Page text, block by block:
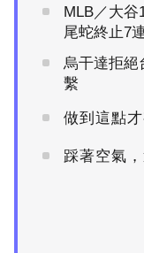
MLB／大
尾蛇終止7
烏干達拒絕
繫
做到這點
踩著空氣